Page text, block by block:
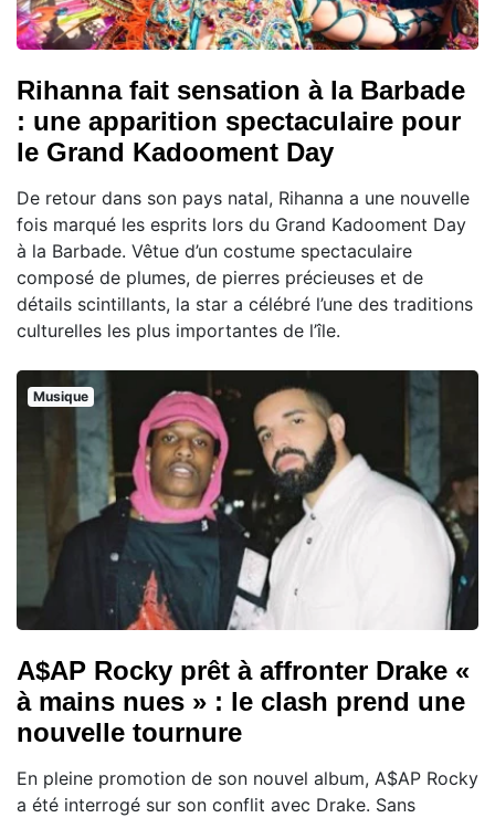
Rihanna fait sensation à la Barbade
: une apparition spectaculaire pour
le Grand Kadooment Day
De retour dans son pays natal, Rihanna a une nouvelle
fois marqué les esprits lors du Grand Kadooment Day
à la Barbade. Vêtue d’un costume spectaculaire
composé de plumes, de pierres précieuses et de
détails scintillants, la star a célébré l’une des traditions
culturelles les plus importantes de l’île.
Musique
A$AP Rocky prêt à affronter Drake «
à mains nues » : le clash prend une
nouvelle tournure
En pleine promotion de son nouvel album, A$AP Rocky
a été interrogé sur son conflit avec Drake. Sans